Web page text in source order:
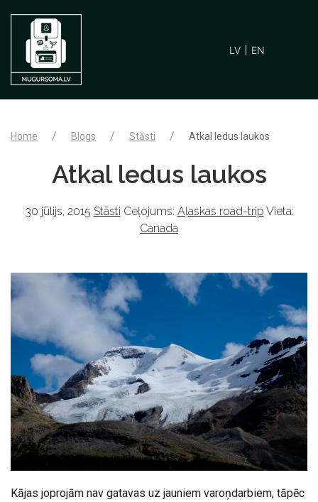
LV EN
Home Blogs Stāsti Atkal ledus laukos
Atkal ledus laukos
30 jūlijs, 2015 Stāsti Ceļojums: Aļaskas road-trip Vieta:
Canada
Kājas joprojām nav gatavas uz jauniem varoņdarbiem, tāpēc